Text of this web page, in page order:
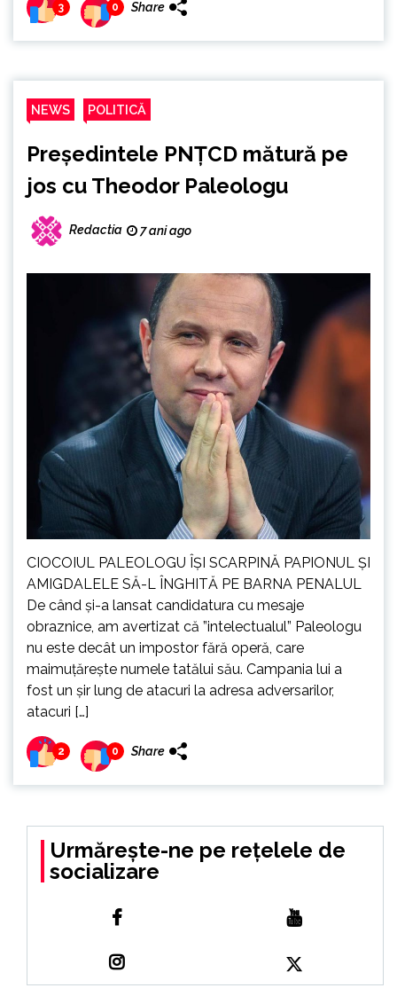
3 0 Share
NEWS POLITICĂ
Președintele PNȚCD mătură pe
jos cu Theodor Paleologu
Redactia 7 ani ago
CIOCOIUL PALEOLOGU ÎȘI SCARPINĂ PAPIONUL ȘI
AMIGDALELE SĂ-L ÎNGHITĂ PE BARNA PENALUL
De când și-a lansat candidatura cu mesaje
obraznice, am avertizat că ”intelectualul” Paleologu
nu este decât un impostor fără operă, care
maimuțărește numele tatălui său. Campania lui a
fost un șir lung de atacuri la adresa adversarilor,
atacuri […]
2 0 Share
Urmărește-ne pe rețelele de
socializare